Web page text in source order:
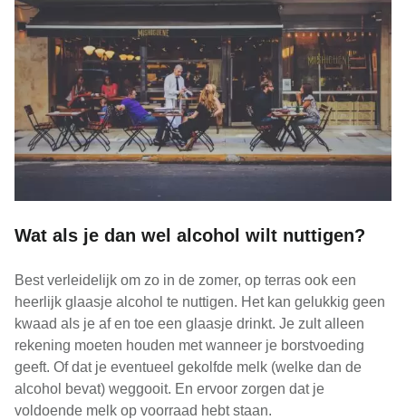
Wat als je dan wel alcohol wilt nuttigen?
Best verleidelijk om zo in de zomer, op terras ook een
heerlijk glaasje alcohol te nuttigen. Het kan gelukkig geen
kwaad als je af en toe een glaasje drinkt. Je zult alleen
rekening moeten houden met wanneer je borstvoeding
geeft. Of dat je eventueel gekolfde melk (welke dan de
alcohol bevat) weggooit. En ervoor zorgen dat je
voldoende melk op voorraad hebt staan.